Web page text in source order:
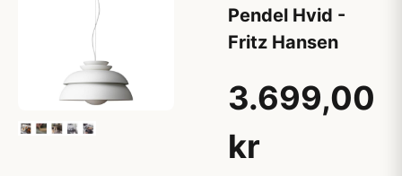
Pendel Hvid -
Fritz Hansen
3.699,00
kr